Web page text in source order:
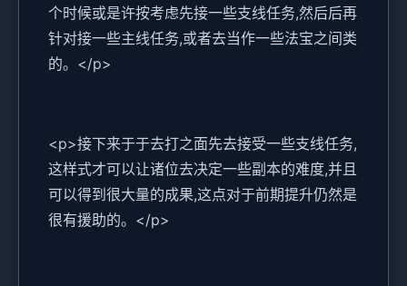
个时候或是许按考虑先接一些支线任务,然后后再
针对接一些主线任务,或者去当作一些法宝之间类
的。</p>
<p>接下来于于去打之面先去接受一些支线任务,
这样式才可以让诸位去决定一些副本的难度,并且
可以得到很大量的成果,这点对于前期提升仍然是
很有援助的。</p>